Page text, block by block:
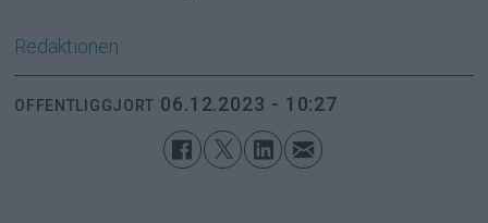
Redaktionen
OFFENTLIGGJORT 06.12.2023 - 10:27